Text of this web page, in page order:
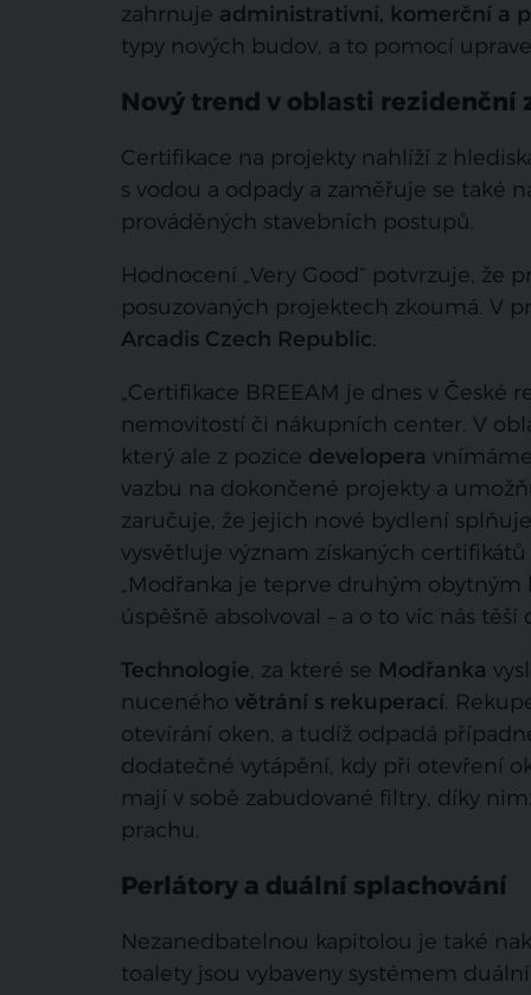
zahrnuje administrativní, komerční a
typy nových budov, a to pomocí
Nový trend v oblasti rezidenční
Certifikace na projekty nahlíží z
s vodou a odpady a zaměřuje se také
prováděných stavebních postupů.
Hodnocení „Very Good“ potvrzuje, že
posuzovaných projektech zkoumá. V
Arcadis Czech Republic.
„Certifikace BREEAM je dnes v České
nemovitostí či nákupních center. V
který ale z pozice developera
vazbu na dokončené projekty a
zaručuje, že jejich nové bydlení
vysvětluje význam získaných certifikátů
„Modřanka je teprve druhým
úspěšně absolvoval – a o to víc nás těší
Technologie, za které se Modřanka
nuceného větrání s rekuperací.
otevírání oken, a tudíž odpadá
dodatečné vytápění, kdy při otevření
mají v sobě zabudované filtry, díky
prachu.
Perlátory a duální splachování
Nezanedbatelnou kapitolou je také
toalety jsou vybaveny systémem